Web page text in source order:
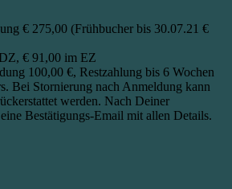
€ 275,00 (Frühbucher bis 30.07.21 €
€ 91,00 im EZ
100,00 €, Restzahlung bis 6 Wochen
Bei Stornierung nach Anmeldung kann
werden. Nach Deiner
Bestätigungs-Email mit allen Details.